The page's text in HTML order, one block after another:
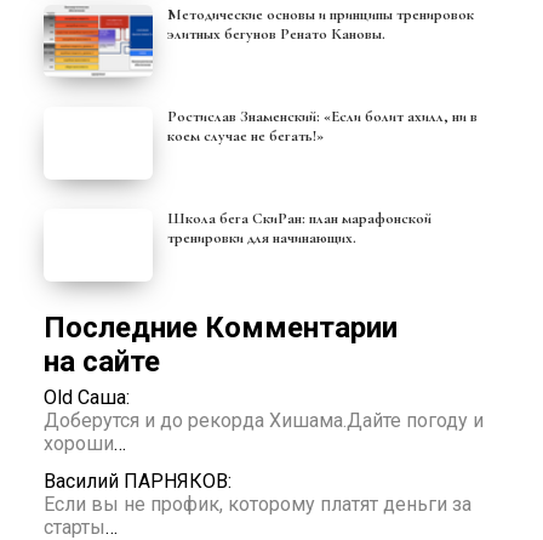
Методические основы и принципы тренировок
элитных бегунов Ренато Кановы.
Ростислав Знаменский: «Если болит ахилл, ни в
коем случае не бегать!»
Школа бега СкиРан: план марафонской
тренировки для начинающих.
Последние Комментарии
на сайте
Old Саша:
Доберутся и до рекорда Хишама.Дайте погоду и
хороши…
Василий ПАРНЯКОВ:
Если вы не профик, которому платят деньги за
старты…